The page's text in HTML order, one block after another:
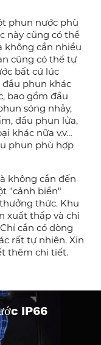
phun nước phù
này cũng có thể
không cần nhiều
cũng có thể tự
bất cứ lúc
đầu phun khác
bao gồm đầu
sóng nhảy,
đầu phun lửa,
khác nữa v.v…
phun phù hợp
không cần đến
"cảnh biển"
thức. Khu
xuất thấp và chi
cần có dòng
rất tự nhiên. Xin
thêm chi tiết.
IP66